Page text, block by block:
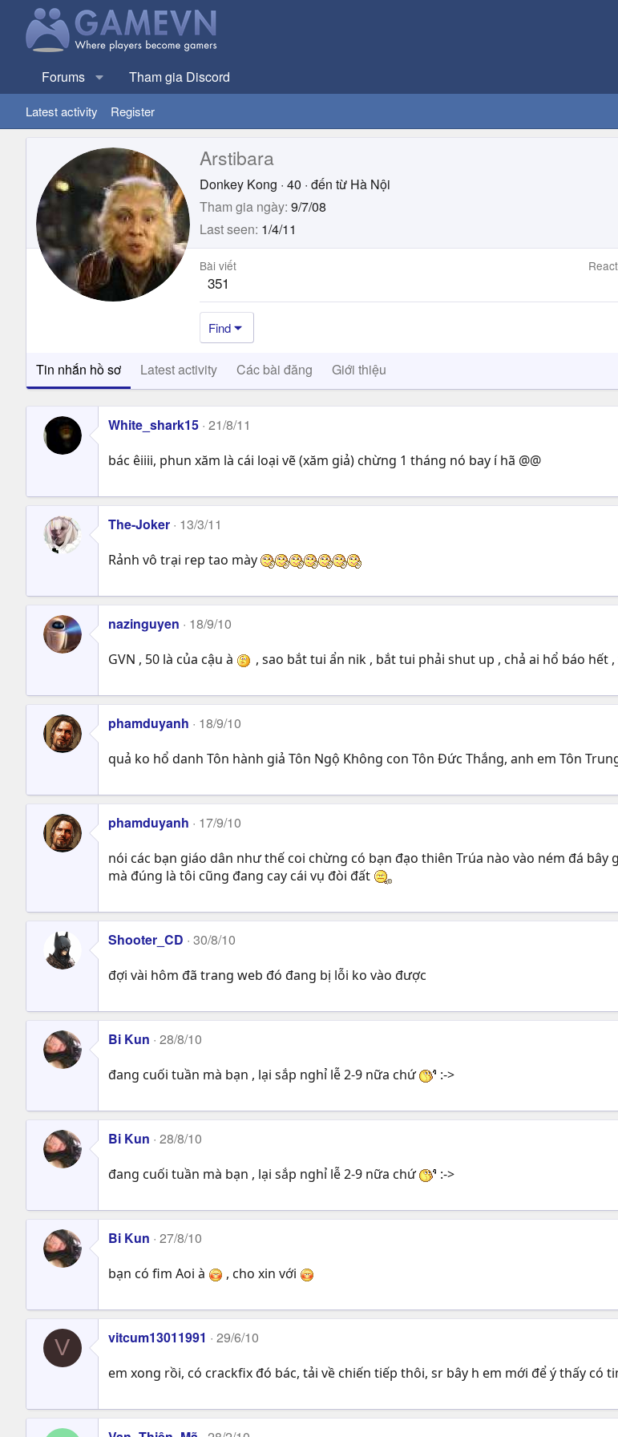
Forums Tham gia Discord
Latest activity Register
Arstibara
Donkey Kong · 40 · đến từ Hà Nội
Tham gia ngày 9/7/08
Last seen 1/4/11
Bài viết
351
Find
Tin nhắn hồ sơ Latest activity Các bài đăng Giới thiệu
White_shark15 21/8/11
bác êiiii, phun xăm là cái loại vẽ (xăm giả) chừng 1 tháng nó bay í hã @@
The-Joker 13/3/11
Rảnh vô trại rep tao mày
nazinguyen 18/9/10
GVN , 50 là của cậu à , sao bắt tui ẩn nik , bắt tui phải shut up , chả ai hổ báo hết ,
phamduyanh 18/9/10
quả ko hổ danh Tôn hành giả Tôn Ngộ Không con Tôn Đức Thắng, anh em Tôn
phamduyanh 17/9/10
nói các bạn giáo dân như thế coi chừng có bạn đạo thiên Trúa nào vào ném đá bây
mà đúng là tôi cũng đang cay cái vụ đòi đất
Shooter_CD 30/8/10
đợi vài hôm đã trang web đó đang bị lỗi ko vào được
Bi Kun 28/8/10
đang cuối tuần mà bạn , lại sắp nghỉ lễ 2-9 nữa chứ :->
Bi Kun 28/8/10
đang cuối tuần mà bạn , lại sắp nghỉ lễ 2-9 nữa chứ :->
Bi Kun 27/8/10
bạn có fim Aoi à , cho xin với
V vitcum13011991 29/6/10
em xong rồi, có crackfix đó bác, tải về chiến tiếp thôi, sr bây h em mới để ý thấy có